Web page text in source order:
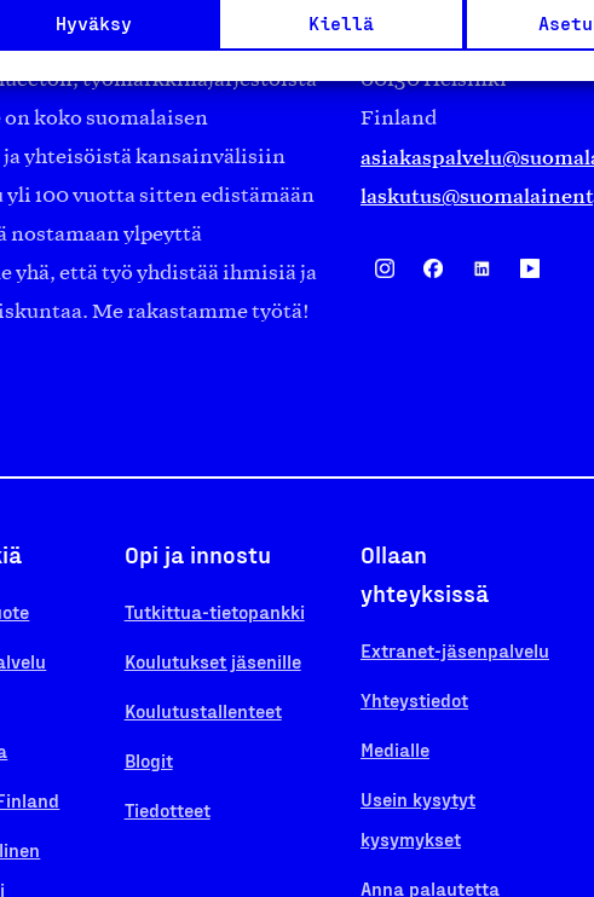
Hyväksy Kiellä
työmarkkinajärjestöistä
koko suomalaisen
yhteisöistä kansainvälisiin
100 vuotta sitten edistämään
nostamaan ylpeyttä
yhä, että työ yhdistää ihmisiä ja
Me rakastamme työtä!
00130 Helsinki
Finland
Opi ja innostu
Tutkittua-tietopankki
Koulutukset jäsenille
Koulutustallenteet
Blogit
Tiedotteet
Ollaan
yhteyksissä
Extranet-jäsenpalvelu
Yhteystiedot
Medialle
Usein kysytyt
kysymykset
Anna palautetta